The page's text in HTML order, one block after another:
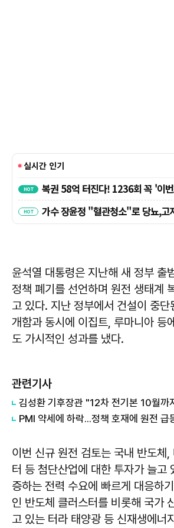
윤석열 대통령은 지난해 새 정부 출
정책 폐기를 선언하며 원전 생태계
고 있다. 지난 정부에서 건설이 중단
개함과 동시에 이집트, 루마니아 등
도 가시적인 성과를 냈다.
관련기사
PMI 약세에 하락...정책 호재에 원전 급
이번 신규 원전 검토는 국내 반도체,
터 등 첨단산업에 대한 투자가 늘고
증하는 전력 수요에 빠르게 대응하
인 반도체 클러스터를 비롯해 국가
고 있는 터라 태양광 등 신재생에너